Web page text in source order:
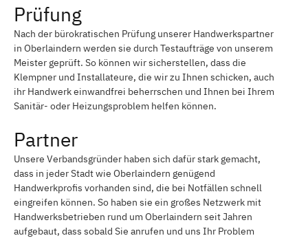
Prüfung
Nach der bürokratischen Prüfung unserer Handwerkspartner
in Oberlaindern werden sie durch Testaufträge von unserem
Meister geprüft. So können wir sicherstellen, dass die
Klempner und Installateure, die wir zu Ihnen schicken, auch
ihr Handwerk einwandfrei beherrschen und Ihnen bei Ihrem
Sanitär- oder Heizungsproblem helfen können.
Partner
Unsere Verbandsgründer haben sich dafür stark gemacht,
dass in jeder Stadt wie Oberlaindern genügend
Handwerkprofis vorhanden sind, die bei Notfällen schnell
eingreifen können. So haben sie ein großes Netzwerk mit
Handwerksbetrieben rund um Oberlaindern seit Jahren
aufgebaut, dass sobald Sie anrufen und uns Ihr Problem